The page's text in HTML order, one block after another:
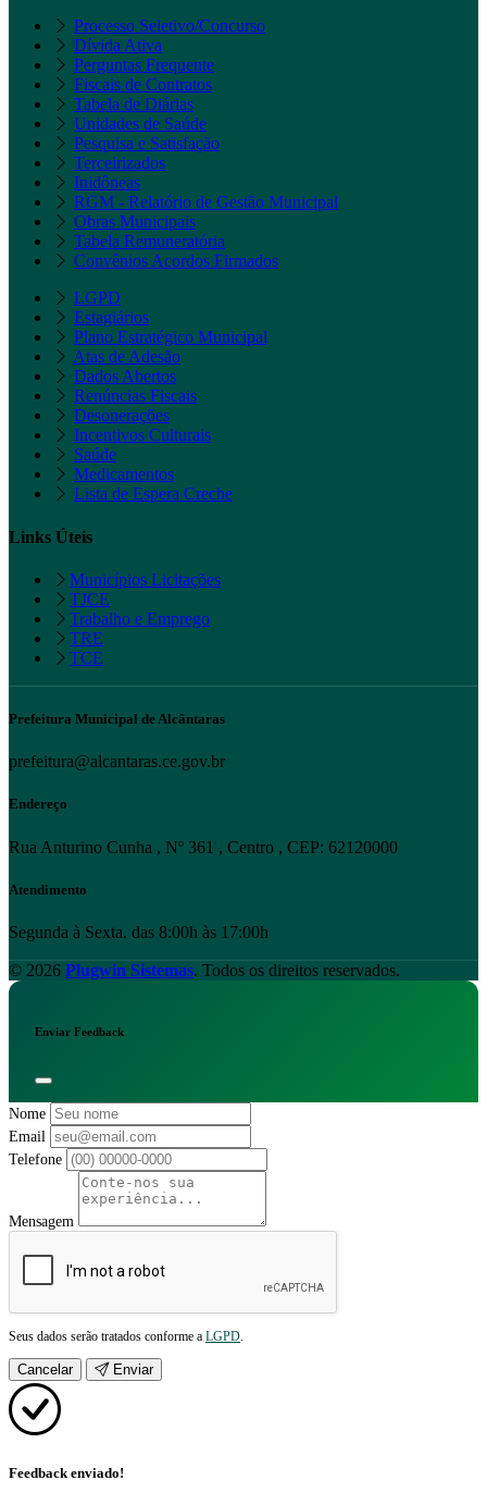
Processo Seletivo/Concurso
Dívida Ativa
Perguntas Frequente
Fiscais de Contratos
Tabela de Diárias
Unidades de Saúde
Pesquisa e Satisfação
Terceirizados
Inidôneas
RGM - Relatório de Gestão Municipal
Obras Municipais
Tabela Remuneratória
Convênios Acordos Firmados
LGPD
Estagiários
Plano Estratégico Municipal
Atas de Adesão
Dados Abertos
Renúncias Fiscais
Desonerações
Incentivos Culturais
Saúde
Medicamentos
Lista de Espera Creche
Links Úteis
Municípios Licitações
TJCE
Trabalho e Emprego
TRE
TCE
Prefeitura Municipal de Alcântaras
prefeitura@alcantaras.ce.gov.br
Endereço
Rua Anturino Cunha , Nº 361 , Centro , CEP: 62120000
Atendimento
Segunda à Sexta. das 8:00h às 17:00h
© 2026 Plugwin Sistemas. Todos os direitos reservados.
Enviar Feedback
Nome
Email
Telefone
Mensagem
Seus dados serão tratados conforme a LGPD.
Cancelar Enviar
Feedback enviado!